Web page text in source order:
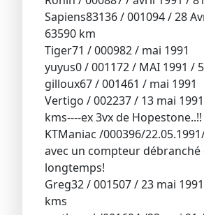
Sapiens83136 / 001094 / 28
63590 km
Tiger71 / 000982 / mai 1991
yuyus0 / 001172 / MAI 1991 /
gilloux67 / 001461 / mai 1991
Vertigo / 002237 / 13 mai
kms----ex 3vx de Hopestone..!!
KTManiac /000396/
avec un compteur débranché
longtemps!
Greg32 / 001507 / 23 mai
kms